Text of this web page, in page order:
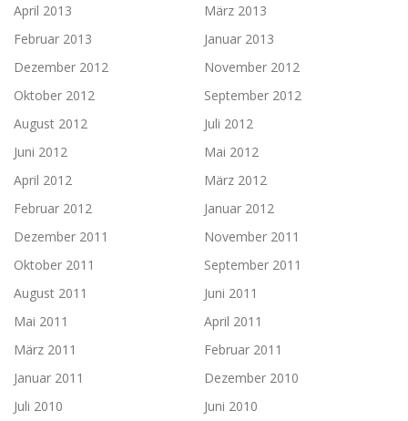
April 2013
März 2013
Februar 2013
Januar 2013
Dezember 2012
November 2012
Oktober 2012
September 2012
August 2012
Juli 2012
Juni 2012
Mai 2012
April 2012
März 2012
Februar 2012
Januar 2012
Dezember 2011
November 2011
Oktober 2011
September 2011
August 2011
Juni 2011
Mai 2011
April 2011
März 2011
Februar 2011
Januar 2011
Dezember 2010
Juli 2010
Juni 2010